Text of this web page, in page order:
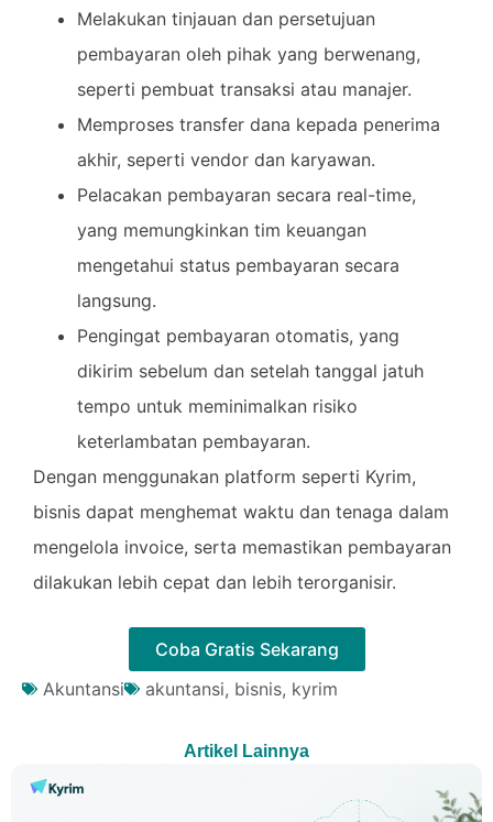
Melakukan tinjauan dan persetujuan
pembayaran oleh pihak yang berwenang,
seperti pembuat transaksi atau manajer.
Memproses transfer dana kepada penerima
akhir, seperti vendor dan karyawan.
Pelacakan pembayaran secara real-time,
yang memungkinkan tim keuangan
mengetahui status pembayaran secara
langsung.
Pengingat pembayaran otomatis, yang
dikirim sebelum dan setelah tanggal jatuh
tempo untuk meminimalkan risiko
keterlambatan pembayaran.
Dengan menggunakan platform seperti Kyrim,
bisnis dapat menghemat waktu dan tenaga dalam
mengelola invoice, serta memastikan pembayaran
dilakukan lebih cepat dan lebih terorganisir.
Coba Gratis Sekarang
Akuntansi
akuntansi, bisnis, kyrim
Artikel Lainnya